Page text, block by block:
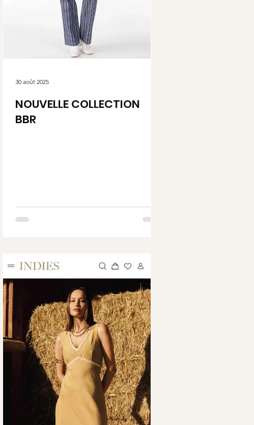
NOUVELLE COLLECTION
BBR
30 août 2025